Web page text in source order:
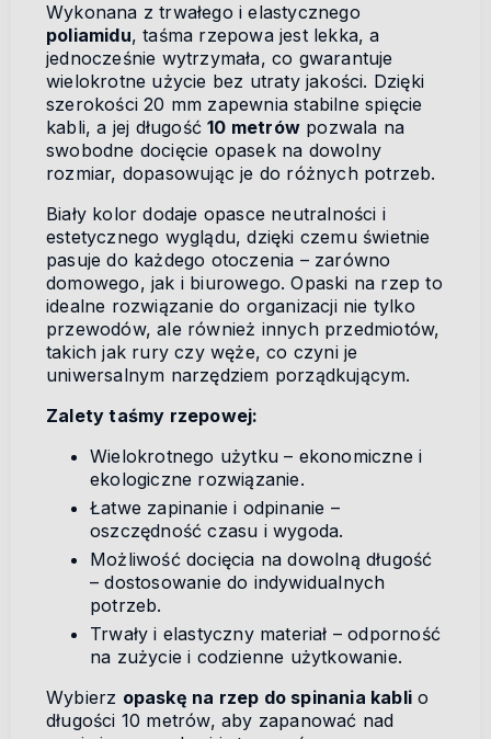
Wykonana z trwałego i elastycznego
poliamidu, taśma rzepowa jest lekka, a
jednocześnie wytrzymała, co gwarantuje
wielokrotne użycie bez utraty jakości. Dzięki
szerokości 20 mm zapewnia stabilne spięcie
kabli, a jej długość10 metrów pozwala na
swobodne docięcie opasek na dowolny
rozmiar, dopasowując je do różnych potrzeb.
Biały kolor dodaje opasce neutralności i
estetycznego wyglądu, dzięki czemu świetnie
pasuje do każdego otoczenia – zarówno
domowego, jak i biurowego. Opaski na rzep to
idealne rozwiązanie do organizacji nie tylko
przewodów, ale również innych przedmiotów,
takich jak rury czy węże, co czyni je
uniwersalnym narzędziem porządkującym.
Zalety taśmy rzepowej:
Wielokrotnego użytku – ekonomiczne i
ekologiczne rozwiązanie.
Łatwe zapinanie i odpinanie –
oszczędność czasu i wygoda.
Możliwość docięcia na dowolną długość
– dostosowanie do indywidualnych
potrzeb.
Trwały i elastyczny materiał – odporność
na zużycie i codzienne użytkowanie.
Wybierz opaskę na rzep do spinania kabli o
długości 10 metrów, aby zapanować nad